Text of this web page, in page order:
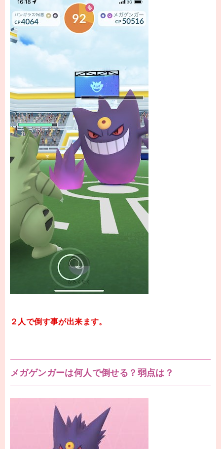
２人で倒す事が出来ます。
メガゲンガーは何人で倒せる？弱点は？